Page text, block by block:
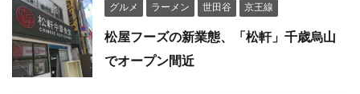
グルメ ラーメン 世田谷 京王線
松屋フーズの新業態、「松軒」千歳烏山
でオープン間近